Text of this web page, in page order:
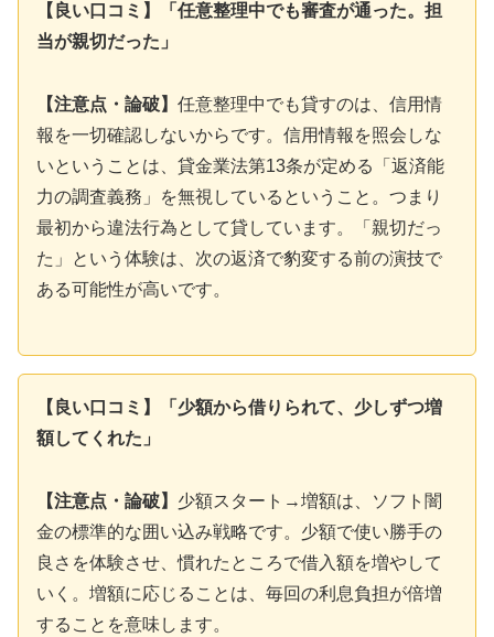
【良い口コミ】「任意整理中でも審査が通った。担
当が親切だった」
【注意点・論破】 任意整理中でも貸すのは、信用情
報を一切確認しないからです。信用情報を照会しな
いということは、貸金業法第13条が定める「返済能
力の調査義務」を無視しているということ。つまり
最初から違法行為として貸しています。「親切だっ
た」という体験は、次の返済で豹変する前の演技で
ある可能性が高いです。
【良い口コミ】「少額から借りられて、少しずつ増
額してくれた」
【注意点・論破】 少額スタート→増額は、ソフト闇
金の標準的な囲い込み戦略です。少額で使い勝手の
良さを体験させ、慣れたところで借入額を増やして
いく。増額に応じることは、毎回の利息負担が倍増
することを意味します。